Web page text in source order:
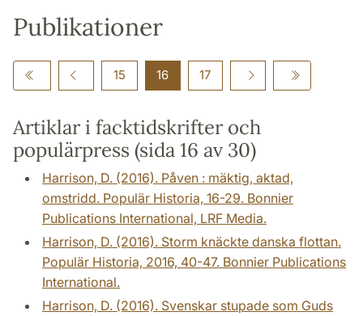
Publikationer
15 16 17
Artiklar i facktidskrifter och
populärpress (sida 16 av 30)
Harrison, D. (2016). Påven : mäktig, aktad,
omstridd. Populär Historia, 16-29. Bonnier
Publications International, LRF Media.
Harrison, D. (2016). Storm knäckte danska flottan.
Populär Historia, 2016, 40-47. Bonnier Publications
International.
Harrison, D. (2016). Svenskar stupade som Guds